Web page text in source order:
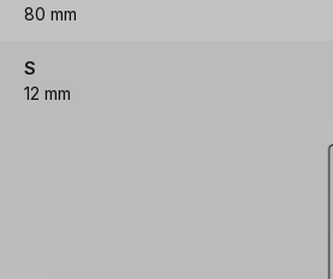
80 mm
S
12 mm